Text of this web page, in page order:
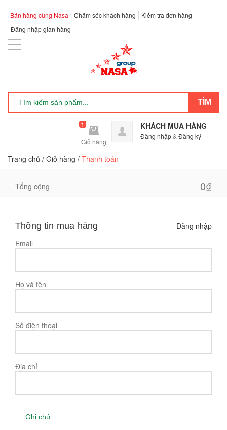
Bán hàng cùng Nasa Chăm sóc khách hàng
Kiểm tra đơn hàng
Đăng nhập gian hàng
1
Giỏ hàng
KHÁCH MUA HÀNG
Đăng nhập& Đăng ký
Trang chủ / Giỏ hàng / Thanh toán
Tổng cộng 0₫
Thông tin mua hàng
Đăng nhập
Email
Họ và tên
Số điện thoại
Địa chỉ